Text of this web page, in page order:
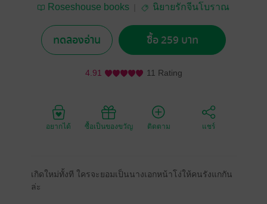
Roseshouse books นิยายรักจีนโบราณ
ทดลองอ่าน ซื้อ 259 บาท
4.91 11 Rating
อยากได้ ซื้อเป็นของขวัญ ติดตาม แชร์
เกิดใหม่ทั้งที ใครจะยอมเป็นนางเอกหน้าโง่ให้คนรังแกกัน
ล่ะ